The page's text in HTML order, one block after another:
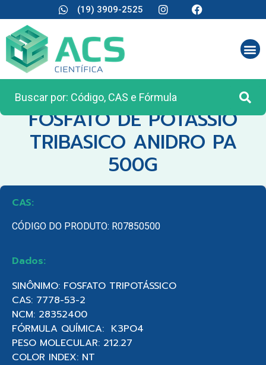
(19) 3909-2525
CATEGORIA:REAGENTES ANALÍTICOS
FOSFATO DE POTASSIO
TRIBASICO ANIDRO PA
500G
CAS:
CÓDIGO DO PRODUTO: R07850500
Dados:
SINÔNIMO: FOSFATO TRIPOTÁSSICO
CAS: 7778-53-2
NCM: 28352400
FÓRMULA QUÍMICA: K3PO4
PESO MOLECULAR: 212.27
COLOR INDEX: NT